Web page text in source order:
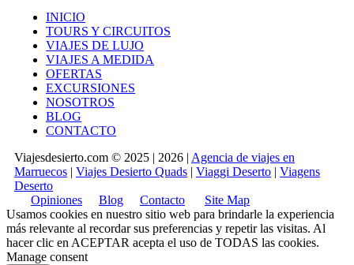
INICIO
TOURS Y CIRCUITOS
VIAJES DE LUJO
VIAJES A MEDIDA
OFERTAS
EXCURSIONES
NOSOTROS
BLOG
CONTACTO
Viajesdesierto.com © 2025 | 2026 | Agencia de viajes en
Marruecos | Viajes Desierto Quads | Viaggi Deserto | Viagens
Deserto
Opiniones
Blog Contacto
Site Map
Usamos cookies en nuestro sitio web para brindarle la experiencia
más relevante al recordar sus preferencias y repetir las visitas. Al
hacer clic en ACEPTAR acepta el uso de TODAS las cookies.
Manage consent